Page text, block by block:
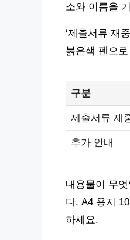
소와 이름을
‘제출서류 재
붉은색 펜으
구분
제출서류 재
추가 안내
내용물이 무
다. A4 용지
하세요.